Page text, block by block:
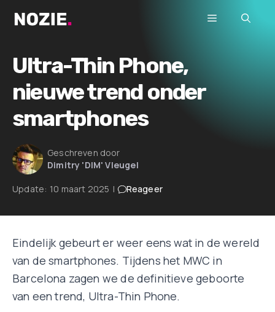
naar
inhoud
Menu
Ultra-Thin Phone,
nieuwe trend onder
smartphones
Geschreven door
Dimitry 'DIM' Vleugel
Update: 10 maart 2025 | Reageer
Eindelijk gebeurt er weer eens wat in de wereld
van de smartphones. Tijdens het MWC in
Barcelona zagen we de definitieve geboorte
van een trend, Ultra-Thin Phone.